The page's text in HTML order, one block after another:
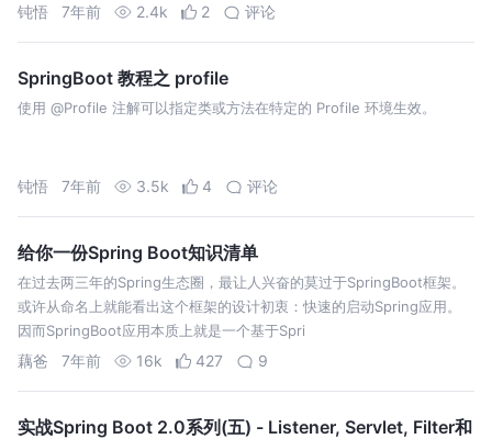
钝悟 7年前 2.4k 2 评论
SpringBoot 教程之 profile
使用 @Profile 注解可以指定类或方法在特定的 Profile 环境生效。
钝悟 7年前 3.5k 4 评论
给你一份Spring Boot知识清单
在过去两三年的Spring生态圈，最让人兴奋的莫过于SpringBoot框架。
或许从命名上就能看出这个框架的设计初衷：快速的启动Spring应用。
因而SpringBoot应用本质上就是一个基于Spri
藕爸 7年前 16k 427 9
实战Spring Boot 2.0系列(五) - Listener, Servlet, Filter和